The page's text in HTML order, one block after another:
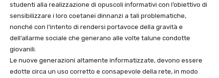
studenti alla realizzazione di opuscoli informativi con l’obiettivo di
sensibilizzare i loro coetanei dinnanzi a tali problematiche,
nonché con l’intento di rendersi portavoce della gravità e
dell’allarme sociale che generano alle volte talune condotte
giovanili.
Le nuove generazioni altamente informatizzate, devono essere
edotte circa un uso corretto e consapevole della rete, in modo